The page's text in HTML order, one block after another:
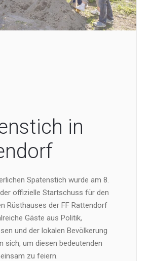
in
Spatenstich wurde am 8.
offizielle Startschuss für den
Rüsthauses der FF Rattendorf
Gäste aus Politik,
und der lokalen Bevölkerung
sich, um diesen bedeutenden
zu feiern.